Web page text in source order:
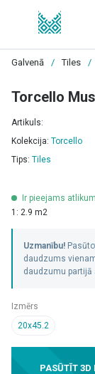
Galvenā / Tiles /
Torcello
Artikuls:
Kolekcija: Torcello
Tips: Tiles
Ir pieejams
1: 2.9 m2
Uzmanību!
daudzums
daudzumu partijā
Izmērs
20x45.2
PASŪTĪT 3D